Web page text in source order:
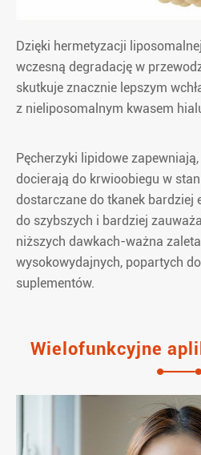
Dzięki hermetyzacji
wczesną degradację w
skutkuje znacznie lepszym
z nieliposomalnym kwasem
Pęcherzyki lipidowe
docierają do krwioobiegu w
dostarczane do tkanek bardziej
do szybszych i bardziej
niższych dawkach-ważna
wysokowydajnych, popartych
suplementów.
Wielofunkcyjne